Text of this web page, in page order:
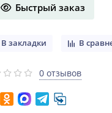
Быстрый заказ
В закладки В
0 отзывов